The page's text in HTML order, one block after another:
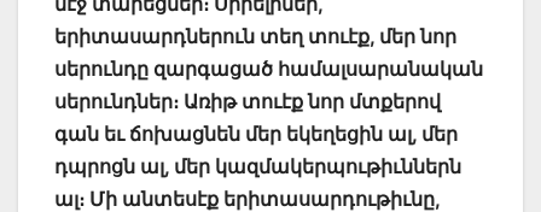
երիտասարդներուն տեղ տուէք, մեր նոր
սերունդը զարգացած համալսարանական
սերունդներ։ Առիթ տուէք նոր մտքերով
գան եւ ճոխացնեն մեր եկեղեցին ալ, մեր
դպրոցն ալ, մեր կազմակերպութիւններն
ալ։ Մի անտեսէք երիտասարդութիւնը,